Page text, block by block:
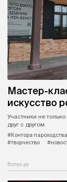
Мастер-
искусство
Участники не
друг с другом.
#Контора пароходства
#творчество
Вслух.ру